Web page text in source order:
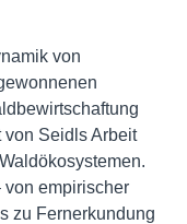
von
von Seidls Arbeit
von empirischer
zu Fernerkundung